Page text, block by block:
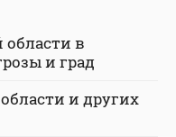
в
и град
и других